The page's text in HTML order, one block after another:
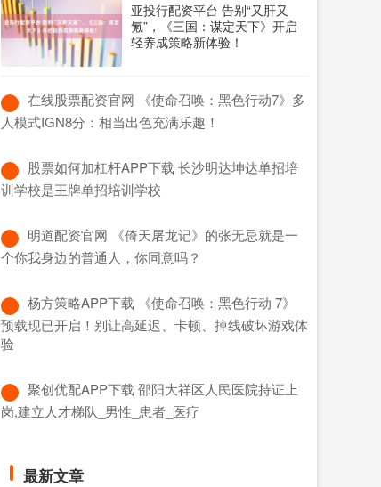
亚投行配资平台 告别“又肝又
氪”，《三国：谋定天下》开启
轻养成策略新体验！
​在线股票配资官网 《使命召唤：黑色行动7》多
人模式IGN8分：相当出色充满乐趣！
​股票如何加杠杆APP下载 长沙明达坤达单招培
训学校是王牌单招培训学校
​明道配资官网 《倚天屠龙记》的张无忌就是一
个你我身边的普通人，你同意吗？
​杨方策略APP下载 《使命召唤：黑色行动 7》
预载现已开启！别让高延迟、卡顿、掉线破坏游戏体
验
​聚创优配APP下载 邵阳大祥区人民医院持证上
岗,建立人才梯队_男性_患者_医疗
最新文章